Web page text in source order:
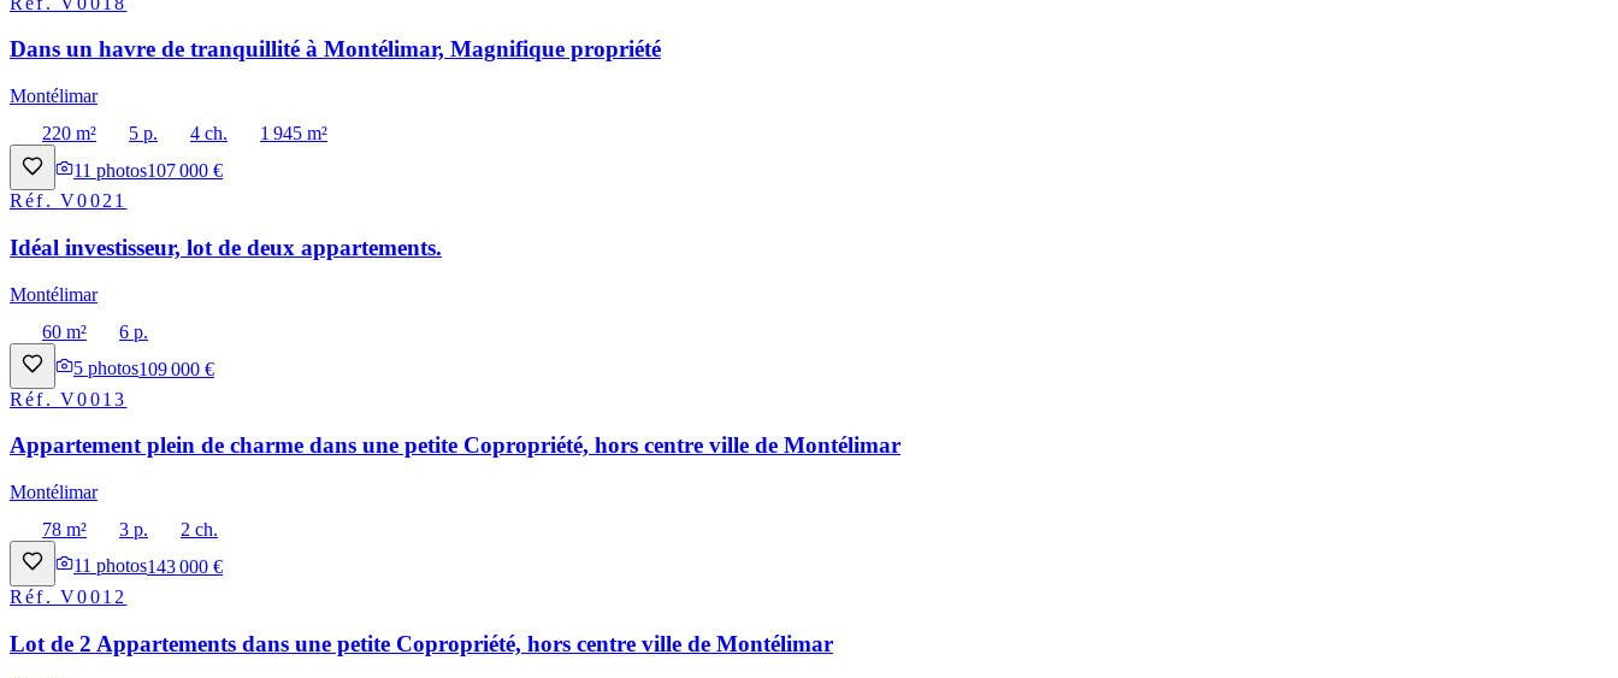
Dans un havre de tranquillité à Montélimar, Magnifique propriété
Montélimar
220 m²
5 p. 4 ch.
1 945 m²
11 photos107 000 €
Réf.V0021
Idéal investisseur, lot de deux appartements.
Montélimar
60 m²
6 p.
5 photos109 000 €
Réf.V0013
Appartement plein de charme dans une petite Copropriété, hors centre ville de Montélimar
Montélimar
78 m²
3 p.
2 ch.
11 photos143 000 €
Réf.V0012
Lot de 2 Appartements dans une petite Copropriété, hors centre ville de Montélimar